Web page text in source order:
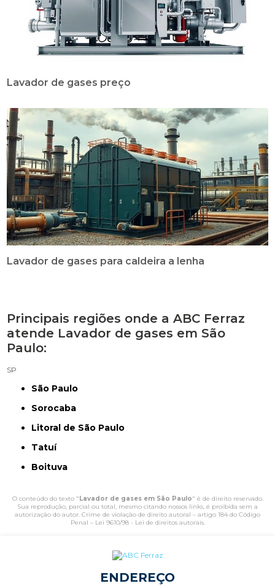
Lavador de gases preço
Lavador de gases para caldeira a lenha
Principais regiões onde a ABC Ferraz
atende Lavador de gases em São
Paulo:
SP
São Paulo
Sorocaba
Litoral de São Paulo
Tatuí
Boituva
O conteúdo do texto "Lavador de gases em São Paulo" é de direito reservado.
Sua reprodução, parcial ou total, mesmo citando nossos links, é proibida sem a
autorização do autor. Crime de violação de direito autoral – artigo 184 do Código
Penal – Lei 9610/98 - Lei de direitos autorais.
ENDEREÇO